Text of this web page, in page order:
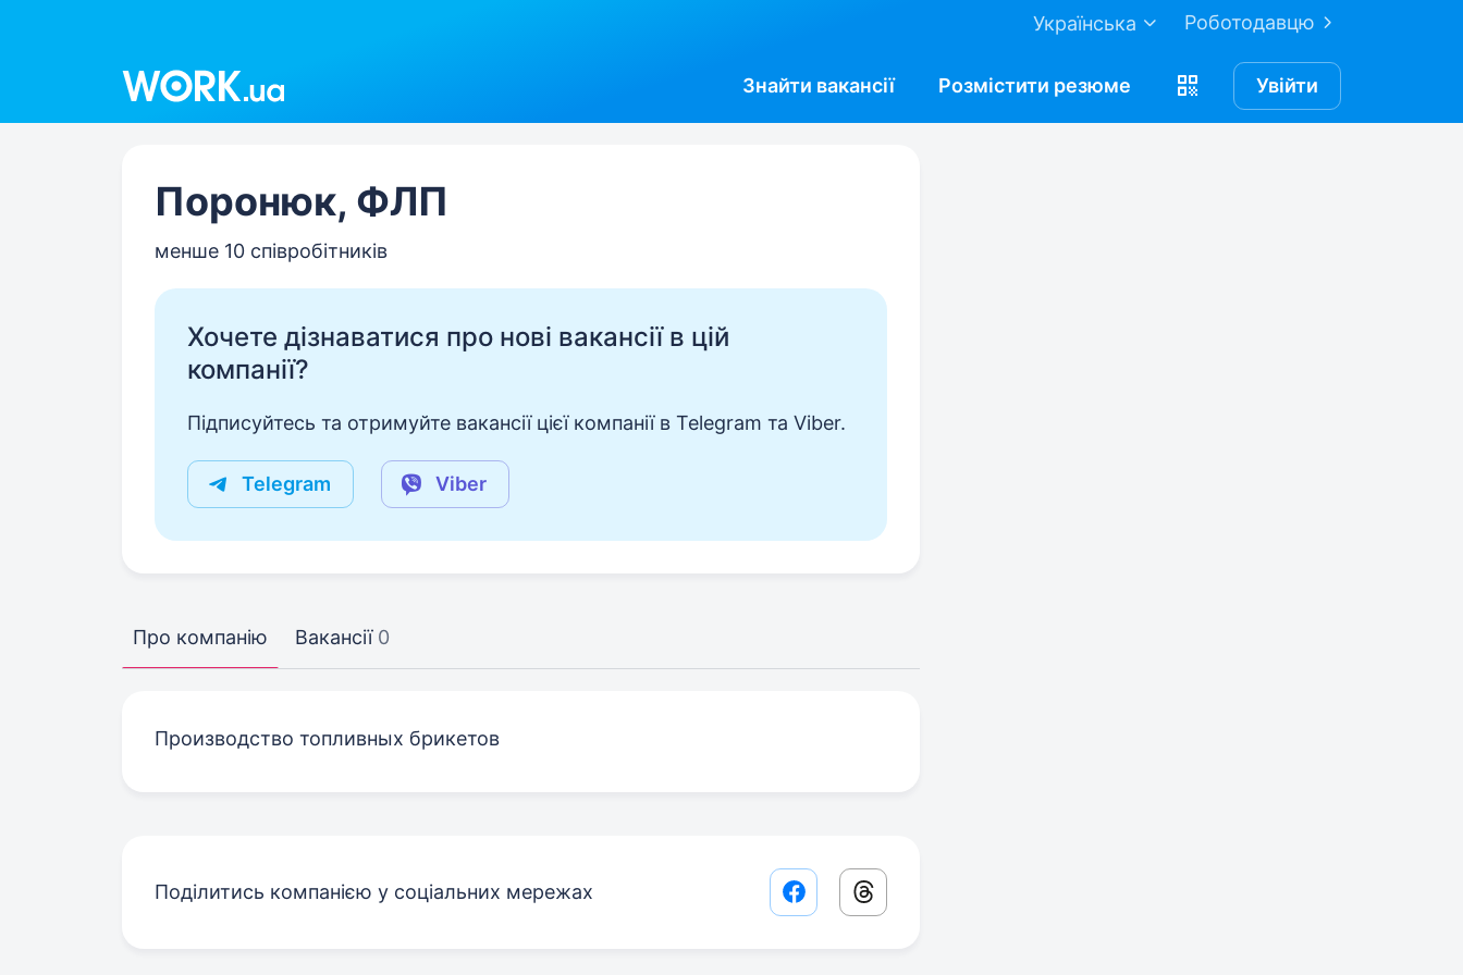
Роботодавцю
Українська
Знайти вакансії Розмістити резюме Увійти
Поронюк, ФЛП
менше 10 співробітників
Хочете дізнаватися про нові вакансії в цій
компанії?
Підписуйтесь та отримуйте вакансії цієї компанії в Telegram та Viber.
Telegram Viber
Про компанію Вакансії 0
Производство топливных брикетов
Поділитись компанією у соціальних мережах Facebook share link
Threads share link